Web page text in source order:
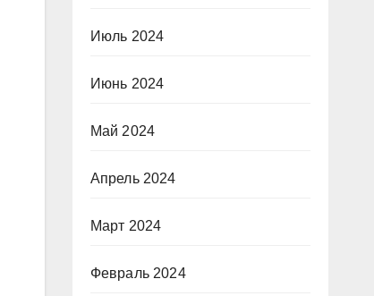
Июль 2024
Июнь 2024
Май 2024
Апрель 2024
Март 2024
Февраль 2024